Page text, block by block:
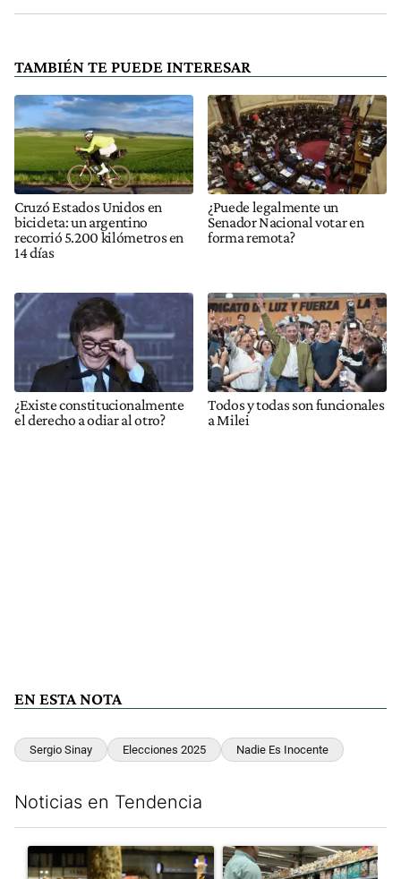
TAMBIÉN TE PUEDE INTERESAR
Cruzó Estados Unidos en
bicicleta: un argentino
recorrió 5.200 kilómetros en
14 días
¿Puede legalmente un
Senador Nacional votar en
forma remota?
¿Existe constitucionalmente
el derecho a odiar al otro?
Todos y todas son funcionales
a Milei
EN ESTA NOTA
Sergio Sinay Elecciones 2025 Nadie Es Inocente
Noticias en Tendencia
Un artículo de tendencia con el título "La violencia sigue en
Un artículo de tendencia con